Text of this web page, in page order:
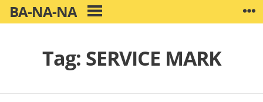
Skip
to
BA-NA-NA
PRIMARY
MENU
Tag: SERVICE MARK